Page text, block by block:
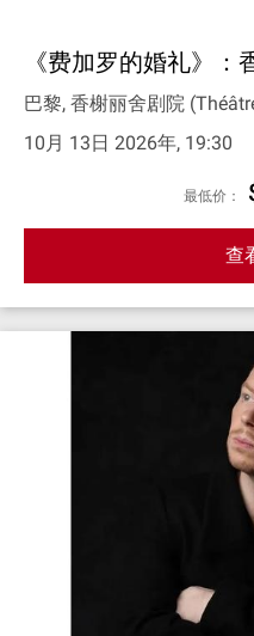
《费加罗的婚礼》：
巴黎, 香榭丽舍剧院
10月 13日 2026年, 19:30
最低价：
查